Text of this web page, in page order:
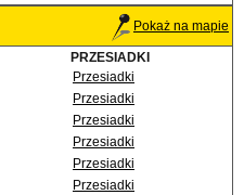
Pokaż na mapie
PRZESIADKI
Przesiadki
Przesiadki
Przesiadki
Przesiadki
Przesiadki
Przesiadki